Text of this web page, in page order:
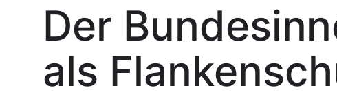
Der
als